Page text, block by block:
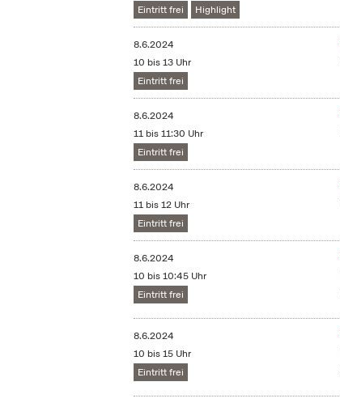
Eintritt frei Highlight
8.6.2024
10 bis 13 Uhr
Eintritt frei
8.6.2024
11 bis 11:30 Uhr
Eintritt frei
8.6.2024
11 bis 12 Uhr
Eintritt frei
8.6.2024
10 bis 10:45 Uhr
Eintritt frei
8.6.2024
10 bis 15 Uhr
Eintritt frei